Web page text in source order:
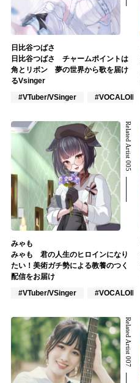
日比谷つばさ
日比谷つばさ チャームポイントは
角とリボン 夢の世界から歌を届け
るVsinger
#VTuber/VSinger
#VOCALOID
Related Artist 005
みゃも
みゃも 君の人生のヒロインになり
たい！美術ガチ勢による教養のつく
配信をお届け
#VTuber/VSinger
#VOCALOID
Related Artist 007